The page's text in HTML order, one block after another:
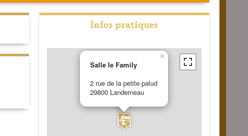
Infos pratiques
Salle le Family
2 rue de la petite palud
29800 Landerneau
×